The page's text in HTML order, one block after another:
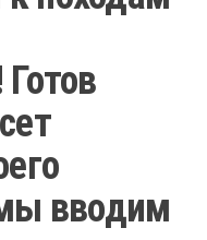
вводим